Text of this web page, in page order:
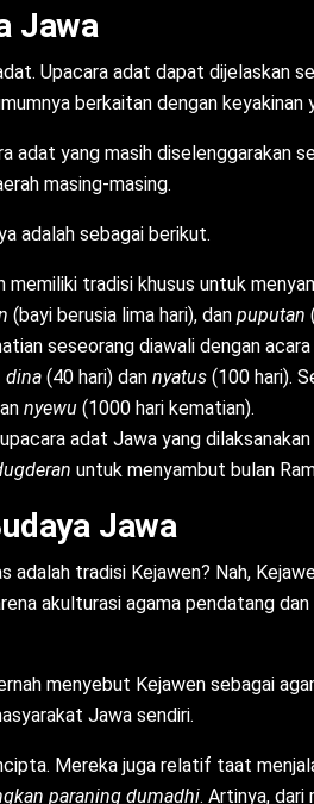
Jawa
Upacara adat dapat dijelaskan
berkaitan dengan
adat yang masih diselenggarakan
masing-masing.
adalah sebagai berikut.
tradisi khusus untuk
(bayi berusia lima hari), dan puputan
seseorang diawali dengan acara
dina (40 hari) dan nyatus (100 hari).
nyewu (1000 hari kematian).
adat Jawa yang
untuk menyambut bulan
Jawa
adalah tradisi Kejawen? Nah,
akulturasi agama pendatang
menyebut Kejawen sebagai
Jawa sendiri.
Mereka juga relatif taat
paraning dumadhi. Artinya, dari